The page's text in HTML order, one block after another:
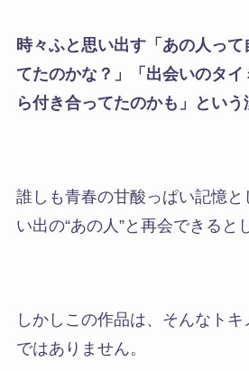
時々ふと思い出す「あの人っ
てたのかな？」「出会いのタイ
ら付き合ってたのかも」という
誰しも青春の甘酸っぱい記憶と
い出の“あの人”と再会できると
しかしこの作品は、そんなトキ
ではありません。